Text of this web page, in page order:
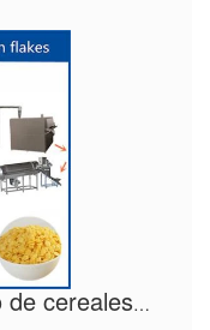
Líneas de procesamiento de cereales para desayuno CE